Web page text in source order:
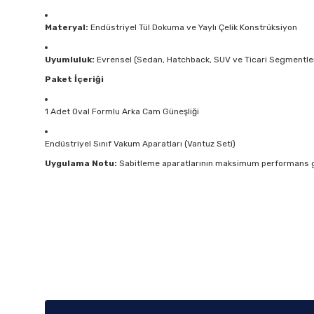
Materyal: Endüstriyel Tül Dokuma ve Yaylı Çelik Konstrüksiyon
Uyumluluk: Evrensel (Sedan, Hatchback, SUV ve Ticari
Paket İçeriği
1 Adet Oval Formlu Arka Cam Güneşliği
Endüstriyel Sınıf Vakum Aparatları (Vantuz Seti)
Uygulama Notu: Sabitleme aparatlarının maksimum performans